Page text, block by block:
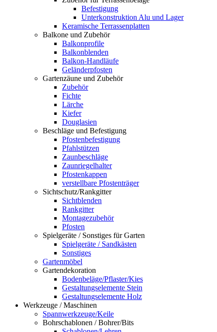
Befestigung
Unterkonstruktion Alu und Lager
Keramische Terrassenplatten
Balkone und Zubehör
Balkonprofile
Balkonblenden
Balkon-Handläufe
Geländerpfosten
Gartenzäune und Zubehör
Zubehör
Fichte
Lärche
Kiefer
Douglasien
Beschläge und Befestigung
Pfostenbefestigung
Pfahlstützen
Zaunbeschläge
Zaunriegelhalter
Pfostenkappen
verstellbare Pfostenträger
Sichtschutz/Rankgitter
Sichtblenden
Rankgitter
Montagezubehör
Pfosten
Spielgeräte / Sonstiges für Garten
Spielgeräte / Sandkästen
Sonstiges
Gartenmöbel
Gartendekoration
Bodenbeläge/Pflaster/Kies
Gestaltungselemente Stein
Gestaltungselemente Holz
Werkzeuge / Maschinen
Spannwerkzeuge/Keile
Bohrschablonen / Bohrer/Bits